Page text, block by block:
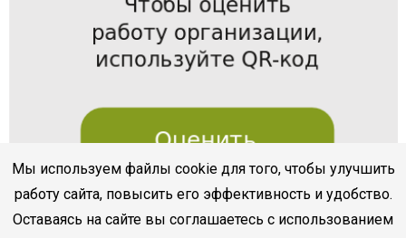
Мы используем файлы cookie для того, чтобы улучшить
работу сайта, повысить его эффективность и удобство.
Оставаясь на сайте вы соглашаетесь с использованием